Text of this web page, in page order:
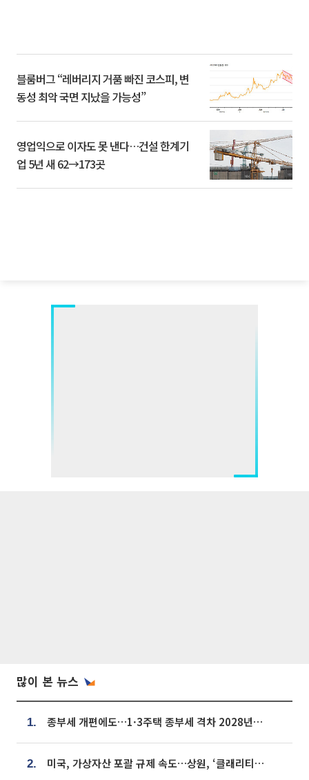
블룸버그 “레버리지 거품 빠진 코스피, 변
동성 최악 국면 지났을 가능성”
영업익으로 이자도 못 낸다…건설 한계기
업 5년 새 62→173곳
많이 본 뉴스
1. 종부세 개편에도…1·3주택 종부세 격차 2028년부터 확대
2. 미국, 가상자산 포괄 규제 속도…상원, ‘클래리티법’ 9월 절차투표 추진